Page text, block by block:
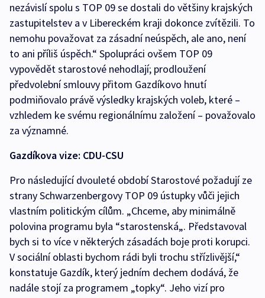
nezávislí spolu s TOP 09 se dostali do většiny krajských
zastupitelstev a v Libereckém kraji dokonce zvítězili. To
nemohu považovat za zásadní neúspěch, ale ano, není
to ani příliš úspěch.“ Spolupráci ovšem TOP 09
vypovědět starostové nehodlají; prodloužení
předvolební smlouvy přitom Gazdíkovo hnutí
podmiňovalo právě výsledky krajských voleb, které –
vzhledem ke svému regionálnímu založení – považovalo
za významné.
Gazdíkova vize: CDU-CSU
Pro následující dvouleté období Starostové požadují ze
strany Schwarzenbergovy TOP 09 ústupky vůči jejich
vlastním politickým cílům. „Chceme, aby minimálně
polovina programu byla “starostenská„. Představoval
bych si to více v některých zásadách boje proti korupci.
V sociální oblasti bychom rádi byli trochu střízlivější,“
konstatuje Gazdík, který jedním dechem dodává, že
nadále stojí za programem „topky“. Jeho vizí pro